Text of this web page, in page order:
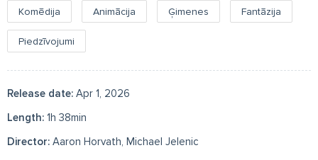
Komēdija Animācija Ģimenes Fantāzija
Piedzīvojumi
Release date: Apr 1, 2026
Length: 1h 38min
Director: Aaron Horvath, Michael Jelenic